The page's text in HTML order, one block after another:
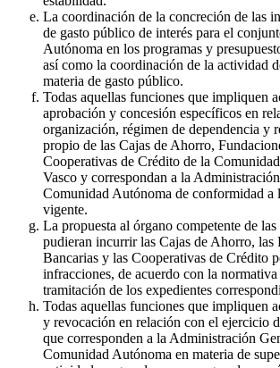
La coordinación de la concreción de las
de gasto público de interés para el
Autónoma en los programas y
así como la coordinación de la actividad
materia de gasto público.
Todas aquellas funciones que impliquen
aprobación y concesión específicos en
organización, régimen de dependencia y
propio de las Cajas de Ahorro,
Cooperativas de Crédito de la
Vasco y correspondan a la
Comunidad Autónoma de conformidad a
vigente.
La propuesta al órgano competente de las
pudieran incurrir las Cajas de Ahorro, las
Bancarias y las Cooperativas de Crédito
infracciones, de acuerdo con la
tramitación de los expedientes
Todas aquellas funciones que impliquen
y revocación en relación con el ejercicio
que corresponden a la Administración
Comunidad Autónoma en materia de